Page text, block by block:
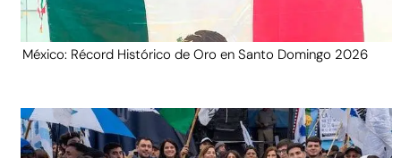
México: Récord Histórico de Oro en Santo Domingo 2026